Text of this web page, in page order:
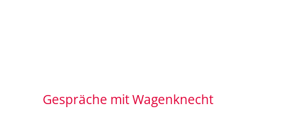
Gespräche mit Wagenknecht